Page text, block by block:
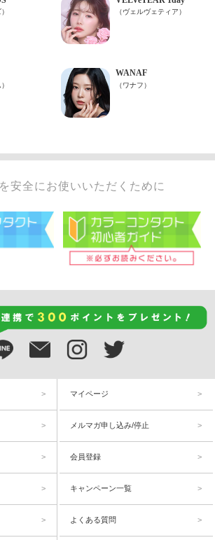
安全にお使いいただくために
マイページ
メルマガ申し込み/停止
会員登録
キャンペーン一覧
よくある質問